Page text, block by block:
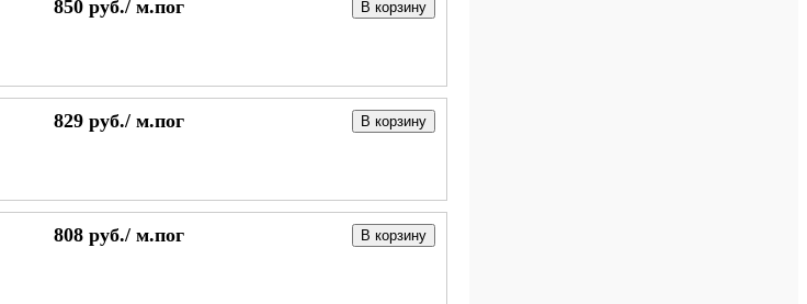
850 руб./ м.пог В корзину
829 руб./ м.пог В корзину
808 руб./ м.пог В корзину